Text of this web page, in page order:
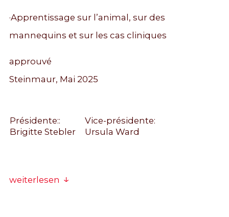
·Apprentissage sur l’animal, sur des
mannequins et sur les cas cliniques
approuvé
Steinmaur, Mai 2025
Présidente::
Vice-présidente:
Brigitte Stebler Ursula Ward
weiterlesen